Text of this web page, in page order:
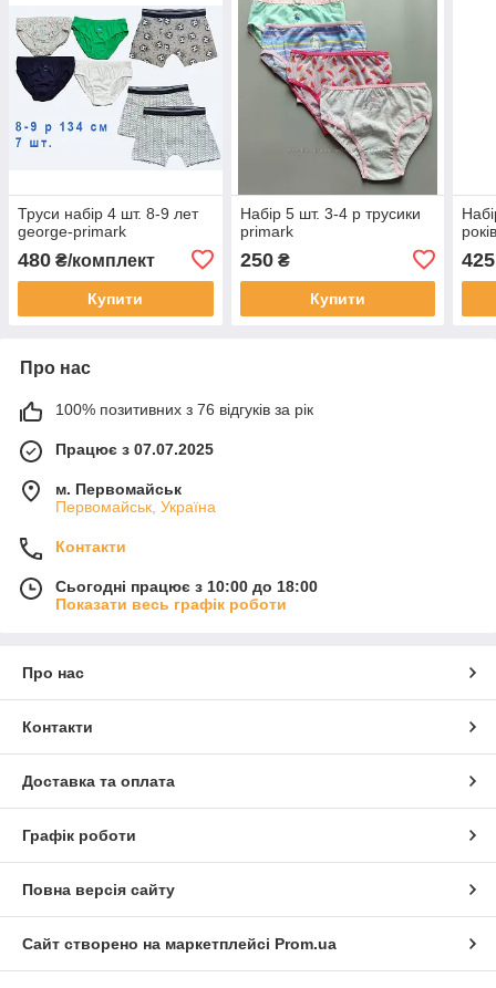
Труси набір 4 шт. 8-9 лет
george-primark
480 ₴/комплект
Купити
Набір 5 шт. 3-4 р трусики
primark
250₴
Купити
425
Про нас
100% позитивних з 76 відгуків за рік
Працює з 07.07.2025
м. Первомайськ
Первомайськ, Україна
Контакти
Сьогодні працює з 10:00 до 18:00
Показати весь графік роботи
Про нас
Контакти
Доставка та оплата
Графік роботи
Повна версія сайту
Сайт створено на маркетплейсі Prom.ua